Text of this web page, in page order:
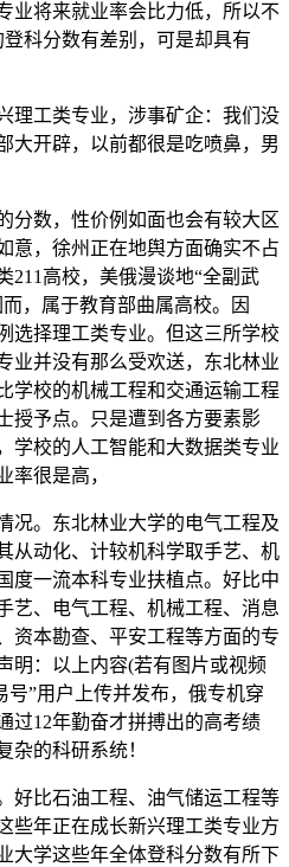
业将来就业率会比力低，所以不
科分数有差别，可是却具有
工类专业，涉事矿企：我们没
大开辟，以前都很是吃喷鼻，男
数，性价例如面也会有较大区
意，徐州正在地舆方面确实不占
211高校，美俄漫谈地“全副武
而，属于教育部曲属高校。因
选择理工类专业。但这三所学校
业并没有那么受欢送，东北林业
学校的机械工程和交通运输工程
授予点。只是遭到各方要素影
学校的人工智能和大数据类专业
率很是高，
。东北林业大学的电气工程及
从动化、计较机科学取手艺、机
度一流本科专业扶植点。好比中
艺、电气工程、机械工程、消息
资本勘查、平安工程等方面的专
明：以上内容(若有图片或视频
号”用户上传并发布，俄专机穿
过12年勤奋才拼搏出的高考绩
杂的科研系统！
比石油工程、油气储运工程等
些年正在成长新兴理工类专业方
大学这些年全体登科分数有所下